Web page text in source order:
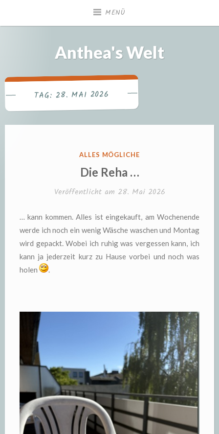
MENÜ
Anthea's Welt
TAG:28. MAI 2026
VERÖFFENTLICHT
ALLES MÖGLICHE
Die Reha …
Veröffentlicht am 28. Mai 2026
… kann kommen. Alles ist eingekauft, am Wochenende
werde ich noch ein wenig Wäsche waschen und Montag
wird gepackt. Wobei ich ruhig was vergessen kann, ich
kann ja jederzeit kurz zu Hause vorbei und noch was
holen